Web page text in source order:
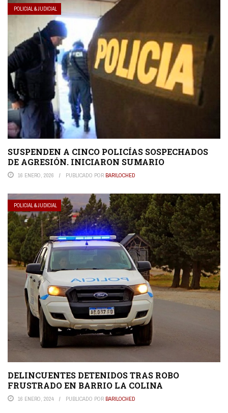
POLICIAL & JUDICIAL
SUSPENDEN A CINCO POLICÍAS SOSPECHADOS
DE AGRESIÓN. INICIARON SUMARIO
16 ENERO, 2026 PUBLICADO POR BARILOCHED
POLICIAL & JUDICIAL
DELINCUENTES DETENIDOS TRAS ROBO
FRUSTRADO EN BARRIO LA COLINA
16 ENERO, 2024 PUBLICADO POR BARILOCHED